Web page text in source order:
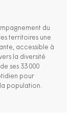
du
territoires une
accessible à
la diversité
ses 33 000
pour
population.